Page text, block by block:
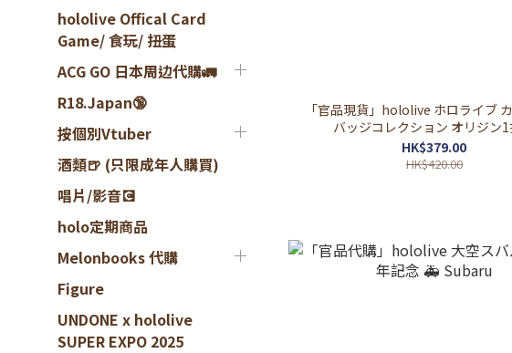
hololive Offical Card
Game/ 食玩/ 扭蛋
ACG GO 日本周边代購🚛
R18.Japan🔞
按個別Vtuber
酒類🍺 (只限成年人購買)
唱片/影音💽
holo定期商品
Melonbooks 代購
Figure
UNDONE x hololive
SUPER EXPO 2025
「官品現貨」hololive ホロライブ
バッジコレクション オリジン
HK$379.00
HK$420.00